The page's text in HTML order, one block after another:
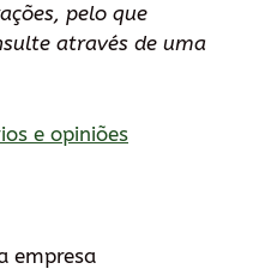
pelo que
através de uma
e opiniões
empresa